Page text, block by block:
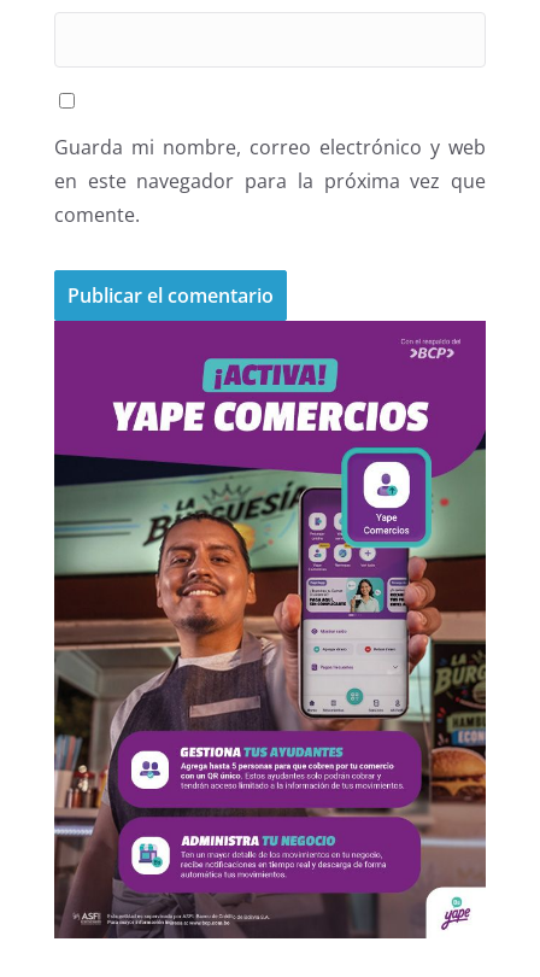
Guarda mi nombre, correo electrónico y web
en este navegador para la próxima vez que
comente.